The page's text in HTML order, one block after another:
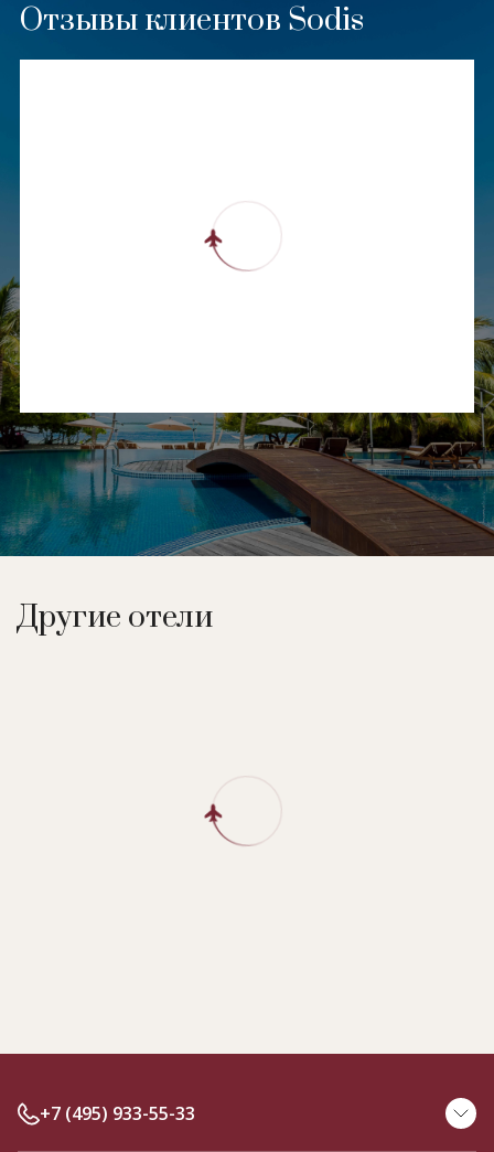
Отзывы клиентов Sodis
Другие отели
+7 (495) 933-55-33